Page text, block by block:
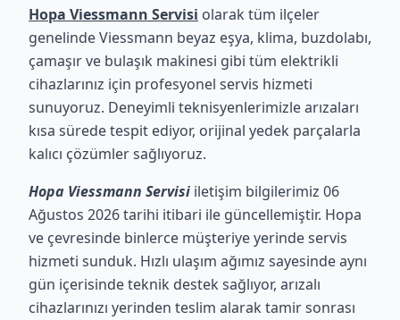
Hopa Viessmann Servisi olarak tüm ilçeler
genelinde Viessmann beyaz eşya, klima, buzdolabı,
çamaşır ve bulaşık makinesi gibi tüm elektrikli
cihazlarınız için profesyonel servis hizmeti
sunuyoruz. Deneyimli teknisyenlerimizle arızaları
kısa sürede tespit ediyor, orijinal yedek parçalarla
kalıcı çözümler sağlıyoruz.
Hopa Viessmann Servisi iletişim bilgilerimiz 06
Ağustos 2026 tarihi itibari ile güncellemiştir. Hopa
ve çevresinde binlerce müşteriye yerinde servis
hizmeti sunduk. Hızlı ulaşım ağımız sayesinde aynı
gün içerisinde teknik destek sağlıyor, arızalı
cihazlarınızı yerinden teslim alarak tamir sonrası